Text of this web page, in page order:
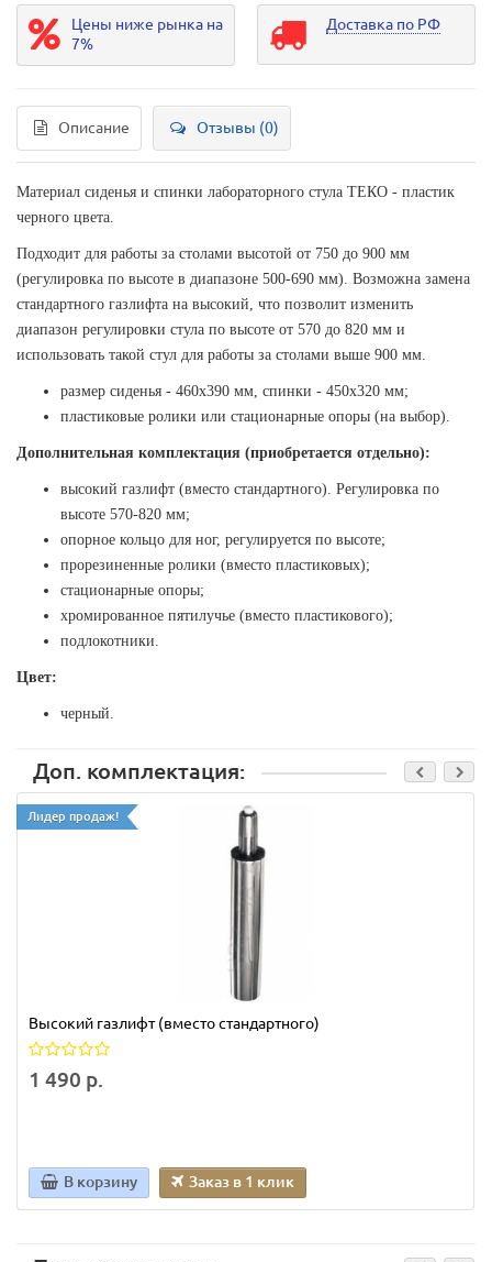
Цены ниже рынка на
7%
Доставка по РФ
Описание Отзывы (0)
Материал сиденья и спинки лабораторного стула ТЕКО - пластик
черного цвета.
Подходит для работы за столами высотой от 750 до 900 мм
(регулировка по высоте в диапазоне 500-690 мм). Возможна замена
стандартного газлифта на высокий, что позволит изменить
диапазон регулировки стула по высоте от 570 до 820 мм и
использовать такой стул для работы за столами выше 900 мм.
размер сиденья - 460х390 мм, спинки - 450х320 мм;
пластиковые ролики или стационарные опоры (на выбор).
Дополнительная комплектация (приобретается отдельно):
высокий газлифт (вместо стандартного). Регулировка по
высоте 570-820 мм;
опорное кольцо для ног, регулируется по высоте;
прорезиненные ролики (вместо пластиковых);
стационарные опоры;
хромированное пятилучье (вместо пластикового);
подлокотники.
Цвет:
черный.
Доп. комплектация:
Лидер продаж!
Высокий газлифт (вместо стандартного)
1 490 р.
В корзину Заказ в 1 клик